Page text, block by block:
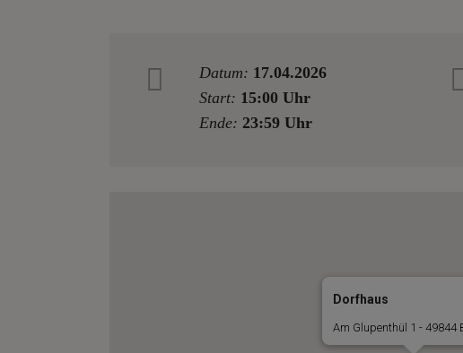
Datum: 17.04.2026
Start: 15:00 Uhr
Ende: 23:59 Uhr
Dorfhaus
Am Glupenthül 1 - 49844